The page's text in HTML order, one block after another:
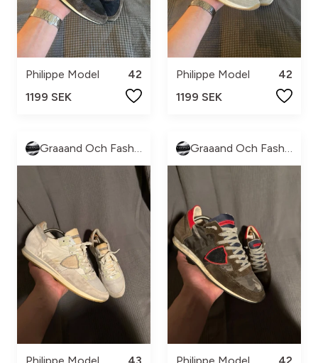
Philippe Model
42
1199 SEK
Philippe Model
42
1199 SEK
Graaand Och Fashion
Philippe Model
43
Graaand Och Fashion
Philippe Model
42